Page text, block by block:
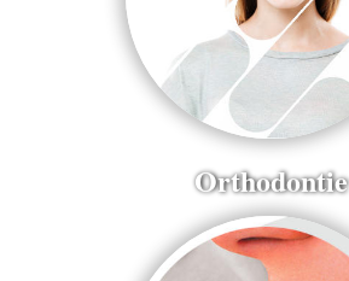
Orthodontie